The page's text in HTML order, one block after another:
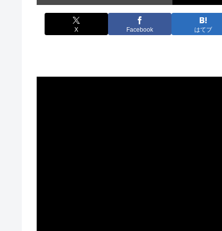
X Facebook はてブ